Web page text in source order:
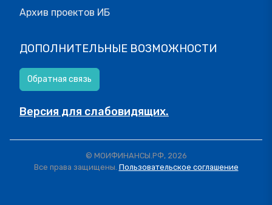
Архив проектов ИБ
ДОПОЛНИТЕЛЬНЫЕ ВОЗМОЖНОСТИ
Обратная связь
Версия для слабовидящих.
© МОИФИНАНСЫ.РФ, 2026
Все права защищены. Пользовательское соглашение